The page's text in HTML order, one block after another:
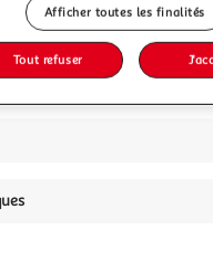
Afficher toutes les finalités
Tout refuser